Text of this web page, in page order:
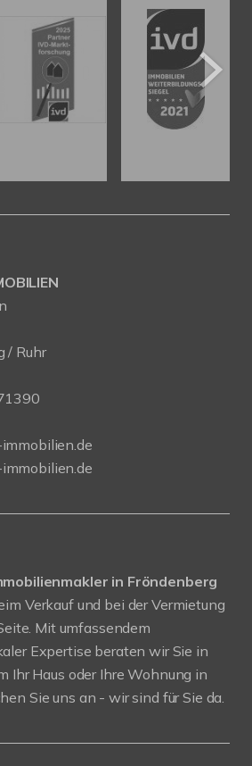
/ Ruhr
in Fröndenberg
Verkauf und bei der Vermietung
Mit umfassendem
Expertise beraten wir Sie in
Ihr Haus oder Ihre Wohnung in
Sie uns an - wir sind für Sie da.